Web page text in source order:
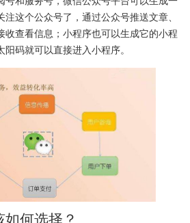
这个公众号了，通过公众号推送文章、
收查看信息；小程序也可以生成它的小程
码就可以直接进入小程序。
何选择？